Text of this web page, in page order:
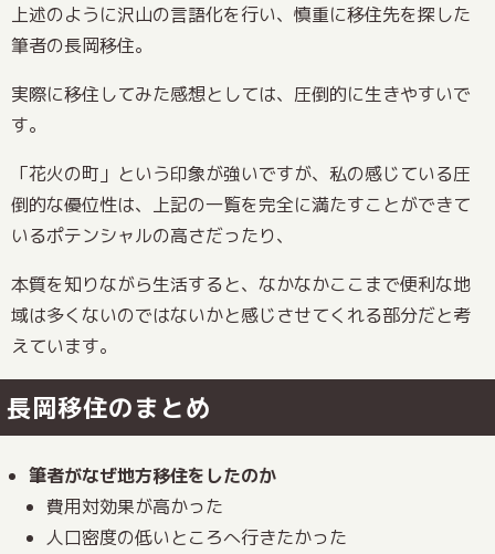
上述のように沢山の言語化を行い、慎重に移住先を探した
筆者の長岡移住。
実際に移住してみた感想としては、圧倒的に生きやすいで
す。
「花火の町」という印象が強いですが、私の感じている圧
倒的な優位性は、上記の一覧を完全に満たすことができて
いるポテンシャルの高さだったり、
本質を知りながら生活すると、なかなかここまで便利な地
域は多くないのではないかと感じさせてくれる部分だと考
えています。
長岡移住のまとめ
筆者がなぜ地方移住をしたのか
費用対効果が高かった
人口密度の低いところへ行きたかった